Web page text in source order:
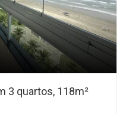
3 quartos, 118m²